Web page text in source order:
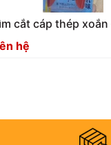
cắt cáp thép xoắn
200
hệ